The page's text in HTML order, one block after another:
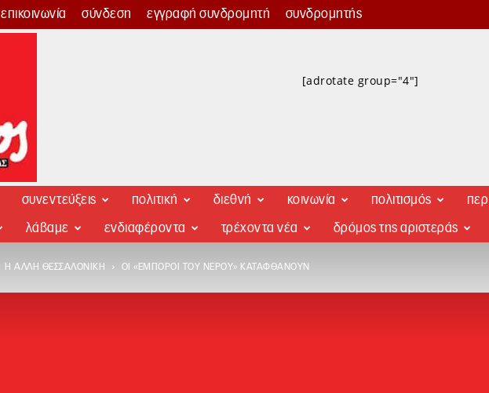
επικοινωνία σύνδεση εγγραφή συνδρομητή συνδρομητής
[adrotate group="4"]
συνεντεύξεις πολιτική διεθνή κοινωνία πολιτισμός
λάβαμε ενδιαφέροντα τρέχοντα νέα δρόμος της αριστεράς
Η ΆΛΛΗ ΘΕΣΣΑΛΟΝΊΚΗ ΟΙ «ΈΜΠΟΡΟΙ ΤΟΥ ΝΕΡΟΎ» ΚΑΤΑΦΘΆΝΟΥΝ